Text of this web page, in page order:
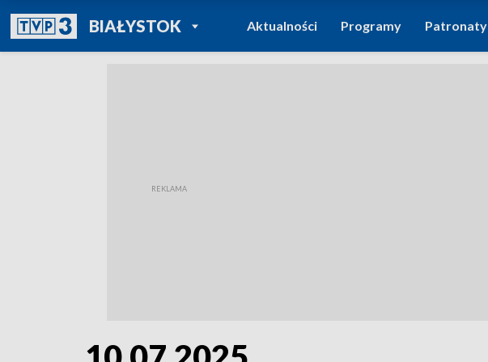
BIAŁYSTOKPOWRÓT DO
TVP REGIONY
Aktualności Programy Patronaty